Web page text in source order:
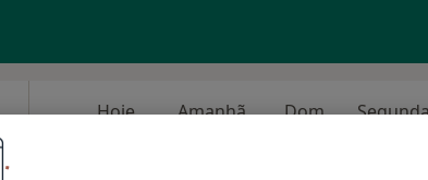
Hoje Amanhã Dom,